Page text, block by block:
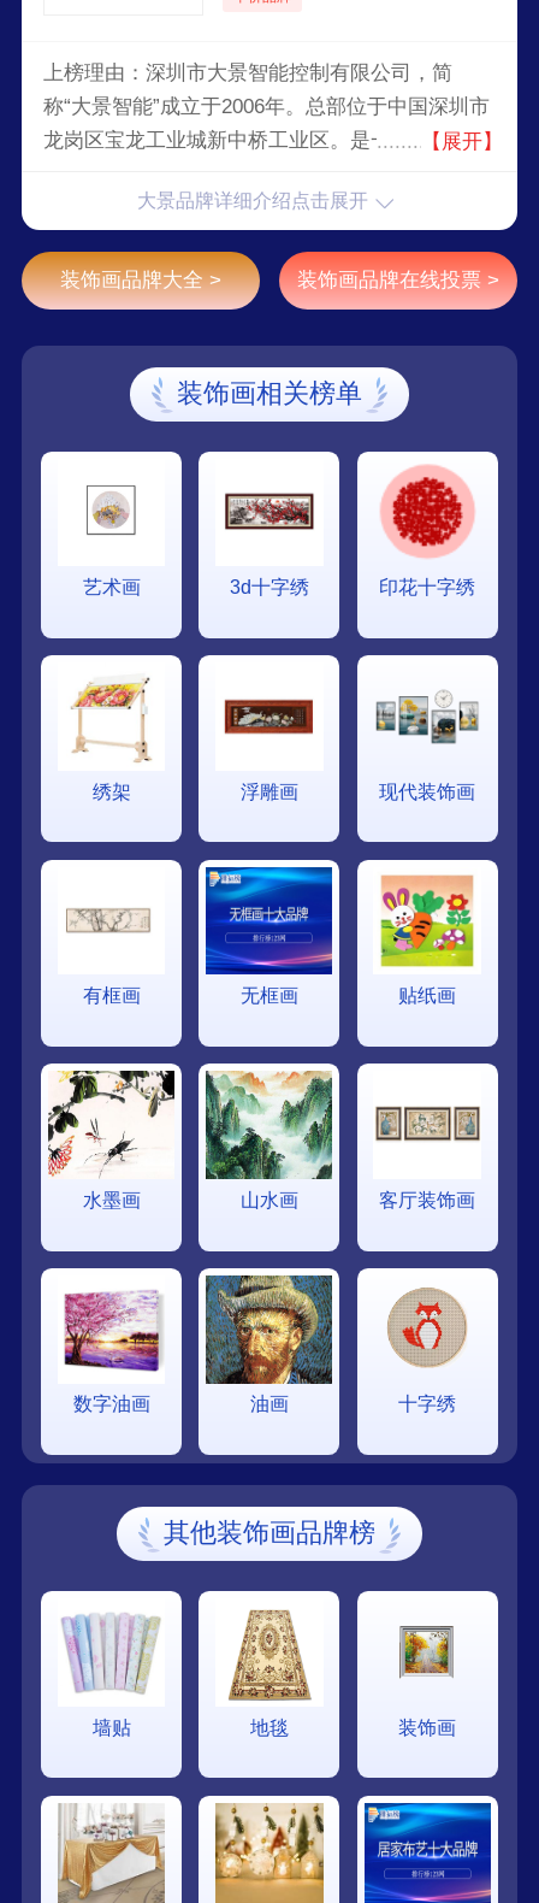
上榜理由：深圳市大景智能控制有限公司，简
称“大景智能”成立于2006年。总部位于中国深圳市
龙岗区宝龙工业城新中桥工业区。是一家集研发、
智能建筑领域。公司坚持稳健前行、持续创新、开
制系统解决方案。
【展开】
大景品牌详细介绍点击展开
装饰画品牌大全 > 装饰画品牌在线投票 >
装饰画相关榜单
艺术画 3d十字绣 印花十字绣
绣架 浮雕画 现代装饰画
有框画 无框画 贴纸画
水墨画 山水画 客厅装饰画
数字油画 油画 十字绣
其他装饰画品牌榜
墙贴 地毯 装饰画